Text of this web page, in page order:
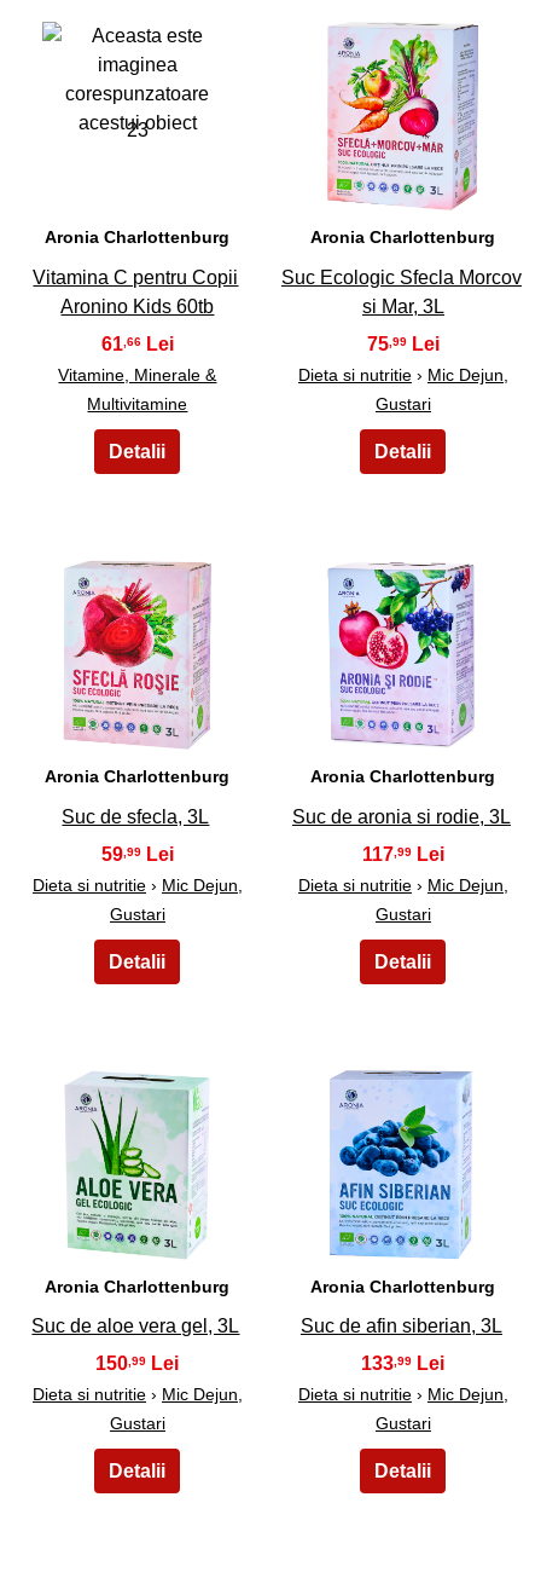
23
Aronia Charlottenburg
Vitamina C pentru Copii
Aronino Kids 60tb
61 ,66
Vitamine, Minerale &
Multivitamine
24
Aronia Charlottenburg
Suc Ecologic Sfecla Morcov
si Mar, 3L
75,99
Dieta si nutritie› Mic Dejun,
Gustari
25
Aronia Charlottenburg
Suc de sfecla, 3L
59,99
Dieta si nutritie› Mic Dejun,
Gustari
26
Aronia Charlottenburg
Suc de aronia si rodie, 3L
117,99
Dieta si nutritie› Mic Dejun,
Gustari
27
Aronia Charlottenburg
Suc de aloe vera gel, 3L
150 ,99
Dieta si nutritie› Mic Dejun,
Gustari
28
Aronia Charlottenburg
Suc de afin siberian, 3L
133 ,99
Dieta si nutritie› Mic Dejun,
Gustari